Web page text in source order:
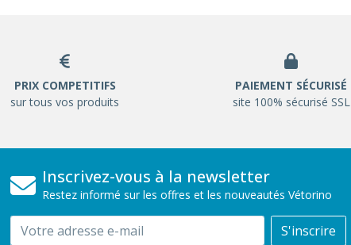
PRIX COMPETITIFS
sur tous vos produits
PAIEMENT SÉCURISÉ
site 100% sécurisé SSL
Inscrivez-vous à la newsletter
Restez informé sur les offres et les nouveautés Vétorino
Email S'inscrire